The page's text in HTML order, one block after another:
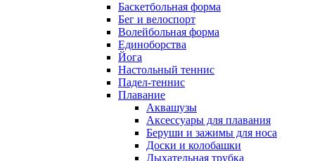
Баскетбольная форма
Бег и велоспорт
Волейбольная форма
Единоборства
Йога
Настольный теннис
Падел-теннис
Плавание
Аквашузы
Аксессуары для плавания
Беруши и зажимы для носа
Доски и колобашки
Дыхательная трубка